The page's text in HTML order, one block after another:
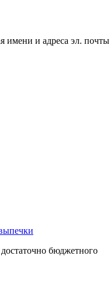
имени и адреса эл. почты
бюджетного